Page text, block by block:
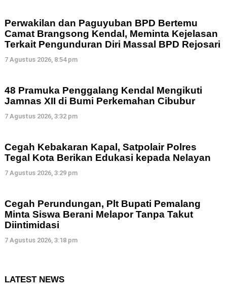
Perwakilan dan Paguyuban BPD Bertemu
Camat Brangsong Kendal, Meminta Kejelasan
Terkait Pengunduran Diri Massal BPD Rejosari
7 Agustus 2026, 8:54 pm
48 Pramuka Penggalang Kendal Mengikuti
Jamnas XII di Bumi Perkemahan Cibubur
7 Agustus 2026, 3:32 pm
Cegah Kebakaran Kapal, Satpolair Polres
Tegal Kota Berikan Edukasi kepada Nelayan
7 Agustus 2026, 3:29 pm
Cegah Perundungan, Plt Bupati Pemalang
Minta Siswa Berani Melapor Tanpa Takut
Diintimidasi
7 Agustus 2026, 3:18 pm
LATEST NEWS